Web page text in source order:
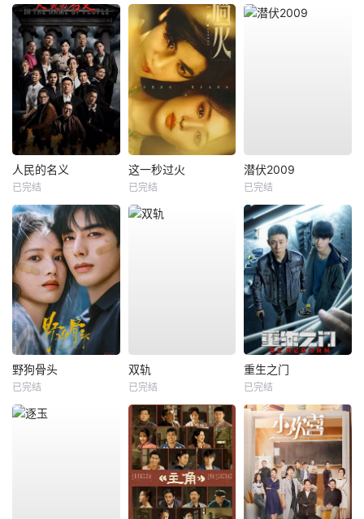
人民的名义
已完结
这一秒过火
已完结
潜伏2009
已完结
野狗骨头
已完结
双轨
已完结
重生之门
已完结